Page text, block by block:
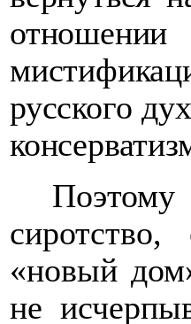
русского
Поэтому
«новый
не